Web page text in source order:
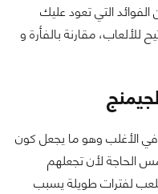
التي تعود عليك
مقارنة بالفأرة و
في الأغلب وهو ما يجعل كون
الحاجة لأن تجعلهم
لفترات طويلة يسبب